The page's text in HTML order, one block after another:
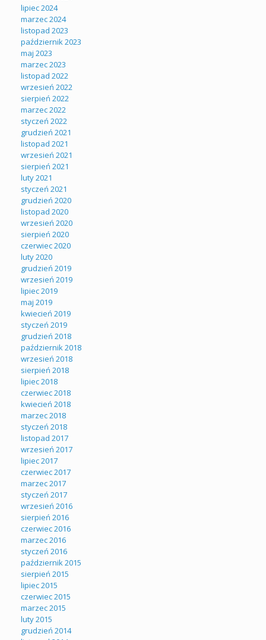
lipiec 2024
marzec 2024
listopad 2023
październik 2023
maj 2023
marzec 2023
listopad 2022
wrzesień 2022
sierpień 2022
marzec 2022
styczeń 2022
grudzień 2021
listopad 2021
wrzesień 2021
sierpień 2021
luty 2021
styczeń 2021
grudzień 2020
listopad 2020
wrzesień 2020
sierpień 2020
czerwiec 2020
luty 2020
grudzień 2019
wrzesień 2019
lipiec 2019
maj 2019
kwiecień 2019
styczeń 2019
grudzień 2018
październik 2018
wrzesień 2018
sierpień 2018
lipiec 2018
czerwiec 2018
kwiecień 2018
marzec 2018
styczeń 2018
listopad 2017
wrzesień 2017
lipiec 2017
czerwiec 2017
marzec 2017
styczeń 2017
wrzesień 2016
sierpień 2016
czerwiec 2016
marzec 2016
styczeń 2016
październik 2015
sierpień 2015
lipiec 2015
czerwiec 2015
marzec 2015
luty 2015
grudzień 2014